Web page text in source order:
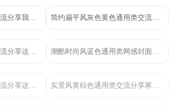
拼贴风橙色旅游出行交流分享我的美食活地图小红书封面
简约风黑白色通用类交流分享这些软件能快速生成PTT小红书封面
简约风黑白色通用类交流分享这些软件能快速生成PTT小红书内页
简约扁平风灰色黄色通用类交流分享爆款封面教程小红书封面
潮酷时尚风蓝色通用类网感封面设计万能公式分享小红书封面
实景风黄棕色通用类交流分享寒假周计划小红书封面